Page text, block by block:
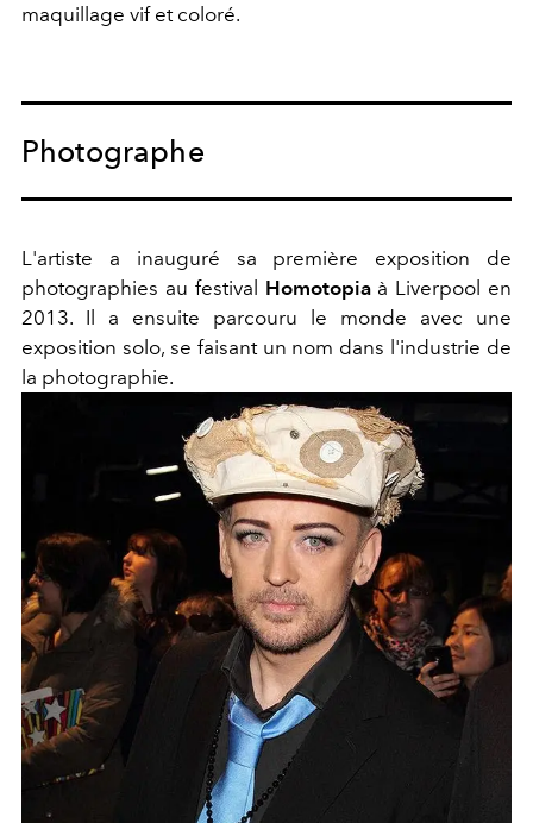
maquillage vif et coloré.
Photographe
L'artiste a inauguré sa première exposition de
photographies au festival Homotopiaà Liverpool en
2013. Il a ensuite parcouru le monde avec une
exposition solo, se faisant un nom dans l'industrie de
la photographie.